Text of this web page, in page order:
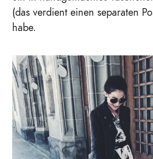
(das verdient einen separaten
habe.